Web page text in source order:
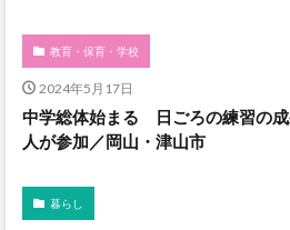
教育・保育・学校
2024年5月17日
中学総体始まる 日ごろの練習の
人が参加／岡山・津山市
暮らし